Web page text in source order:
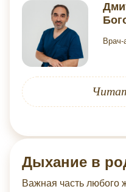
Врач-
Дыхание в
Важная часть любого